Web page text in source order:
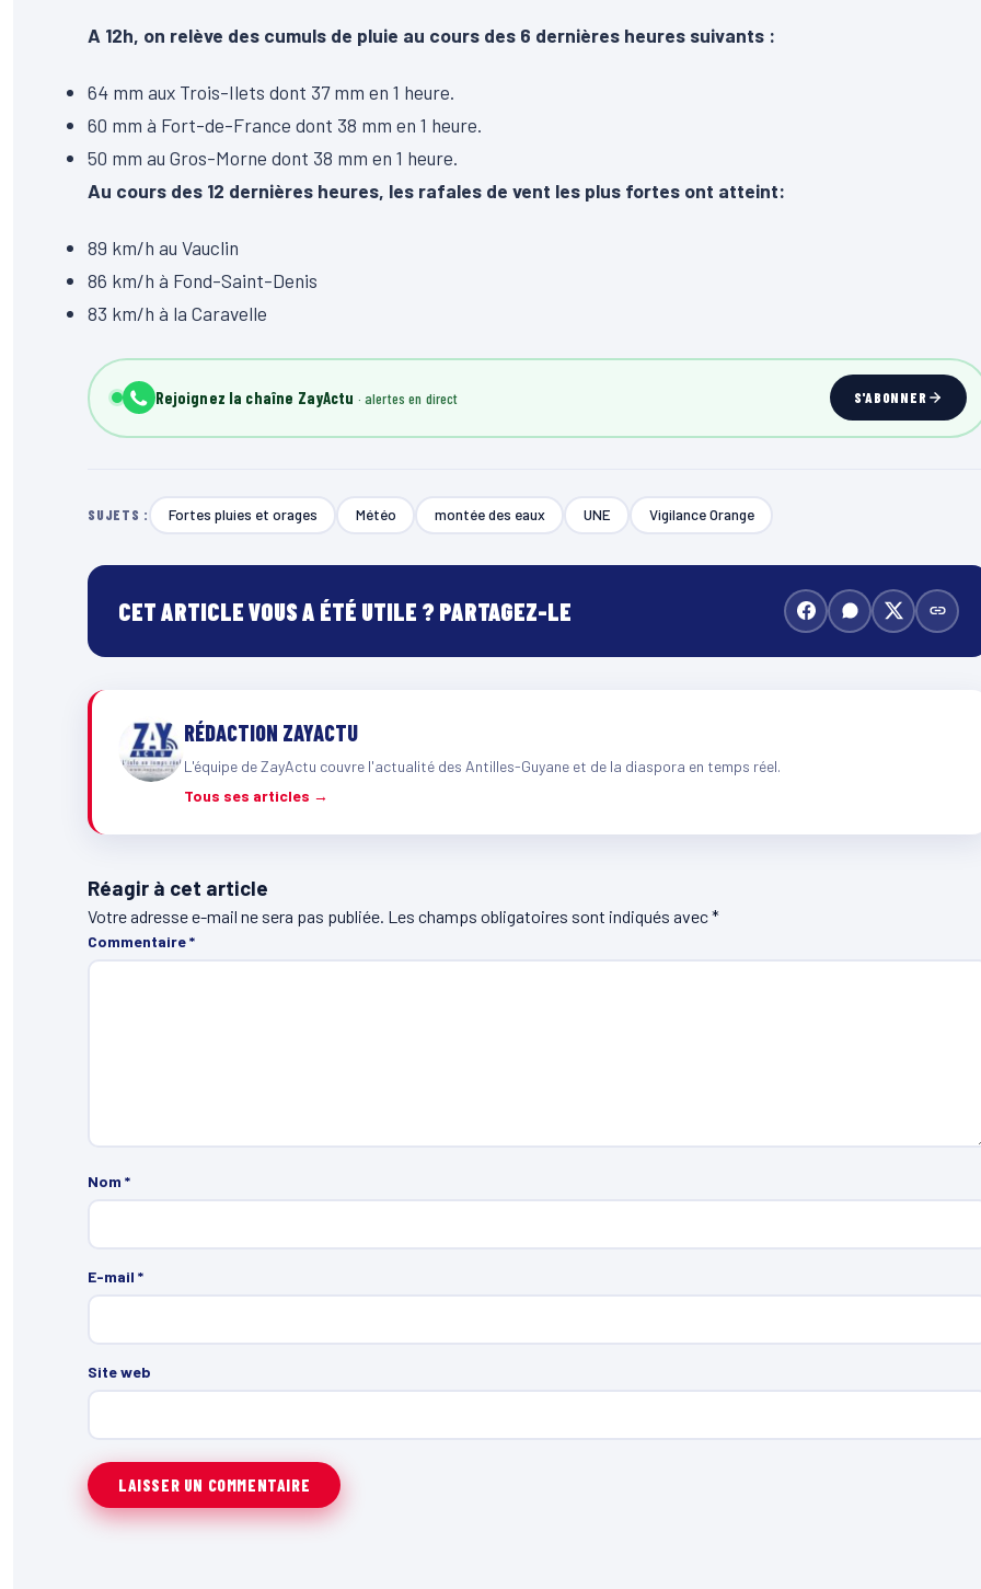
A 12h, on relève des cumuls de pluie au cours des 6 dernières heures suivants :
64 mm aux Trois-Ilets dont 37 mm en 1 heure.
60 mm à Fort-de-France dont 38 mm en 1 heure.
50 mm au Gros-Morne dont 38 mm en 1 heure.
Au cours des 12 dernières heures, les rafales de vent les plus fortes ont atteint:
89 km/h au Vauclin
86 km/h à Fond-Saint-Denis
83 km/h à la Caravelle
Rejoignez la chaîne ZayActu S'ABONNER
SUJETS : Fortes pluies et orages Météo montée des eaux UNE Vigilance Orange
CET ARTICLE VOUS A ÉTÉ UTILE ? PARTAGEZ-LE
RÉDACTION ZAYACTU
L'équipe de ZayActu couvre l'actualité des Antilles-Guyane et de la diaspora en temps réel.
Tous ses articles →
Réagir à cet article
Votre adresse e-mail ne sera pas publiée. Les champs obligatoires sont indiqués avec*
Commentaire*
Nom *
E-mail *
Site web